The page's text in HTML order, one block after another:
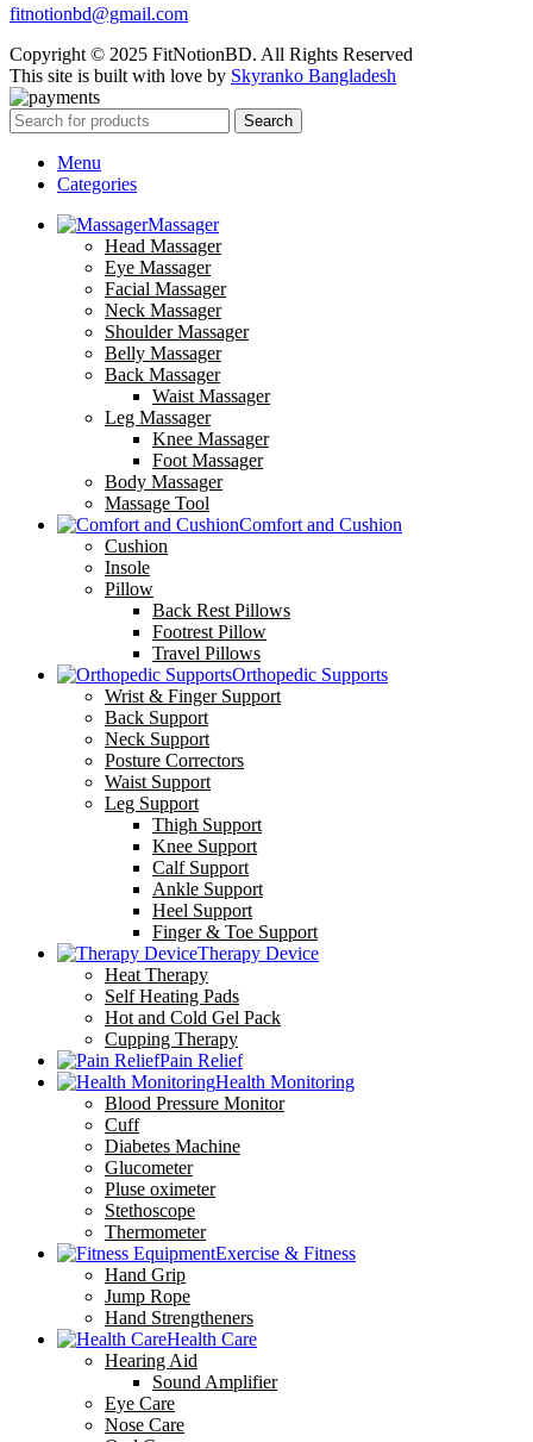
fitnotionbd@gmail.com
Copyright © 2025 FitNotionBD. All Rights Reserved
This site is built with love by Skyranko Bangladesh
Search
Menu
Categories
Massager
Head Massager
Eye Massager
Facial Massager
Neck Massager
Shoulder Massager
Belly Massager
Back Massager
Waist Massager
Leg Massager
Knee Massager
Foot Massager
Body Massager
Massage Tool
Comfort and Cushion
Cushion
Insole
Pillow
Back Rest Pillows
Footrest Pillow
Travel Pillows
Orthopedic Supports
Wrist & Finger Support
Back Support
Neck Support
Posture Correctors
Waist Support
Leg Support
Thigh Support
Knee Support
Calf Support
Ankle Support
Heel Support
Finger & Toe Support
Therapy Device
Heat Therapy
Self Heating Pads
Hot and Cold Gel Pack
Cupping Therapy
Pain Relief
Health Monitoring
Blood Pressure Monitor
Cuff
Diabetes Machine
Glucometer
Pluse oximeter
Stethoscope
Thermometer
Exercise & Fitness
Hand Grip
Jump Rope
Hand Strengtheners
Health Care
Hearing Aid
Sound Amplifier
Eye Care
Nose Care